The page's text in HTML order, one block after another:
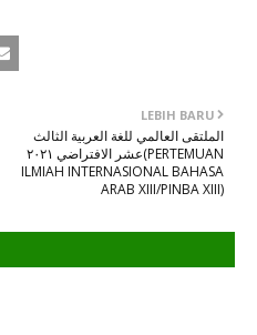
LEBIH BARU
الملتقى العالمي للغة العربية الثالث
عشر الافتراضي ٢٠٢١(PERTEMUAN
ILMIAH INTERNASIONAL BAHASA
ARAB XIII/PINBA XIII)